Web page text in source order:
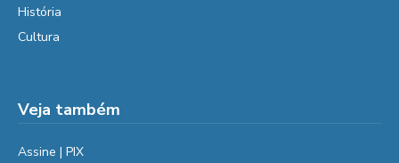
História
Cultura
Veja também
Assine | PIX